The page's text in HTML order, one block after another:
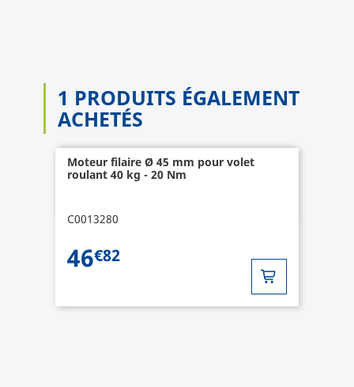
1 PRODUITS ÉGALEMENT
ACHETÉS
Moteur filaire Ø 45 mm pour volet
roulant 40 kg - 20 Nm
C0013280
46€82